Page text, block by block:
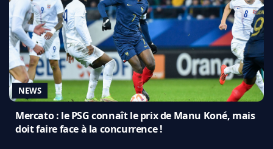
NEWS
Mercato : le PSG connaît le prix de Manu Koné, mais
doit faire face à la concurrence !